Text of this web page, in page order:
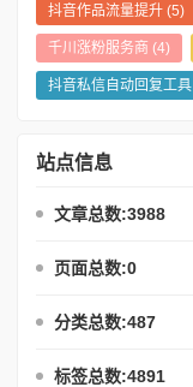
抖音作品流量提升 (5)
千川涨粉服务商 (4)
抖音私信自动回复工具
站点信息
文章总数:3988
页面总数:0
分类总数:487
标签总数:4891